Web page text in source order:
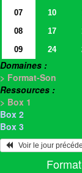
07
10
08
17
09
24
Domaines :
> Format-Son
Ressources :
> Box 1
Box 2
Box 3
Voir le jour